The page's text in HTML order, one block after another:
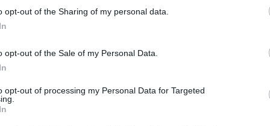
opt-out of the Sharing of my personal data.
opt-out of the Sale of my Personal Data.
opt-out of processing my Personal Data for Targeted
τα πυρά με στόχο τους πολίτες του
ως προτεινόμενη